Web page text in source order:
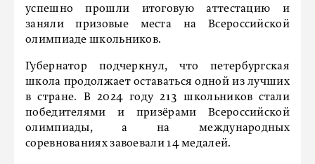
успешно прошли итоговую аттестацию и
заняли призовые места на Всероссийской
олимпиаде школьников.
Губернатор подчеркнул, что петербургская
школа продолжает оставаться одной из лучших
в стране. В 2024 году 213 школьников стали
победителями и призёрами Всероссийской
олимпиады, а на международных
соревнованиях завоевали 14 медалей.